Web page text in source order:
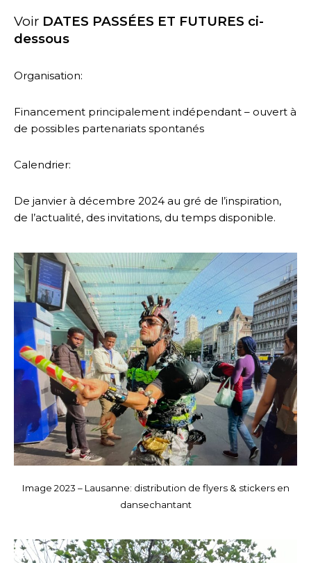
Voir DATES PASSÉES ET FUTURES ci-
dessous
Organisation:
Financement principalement indépendant – ouvert à
de possibles partenariats spontanés
Calendrier:
De janvier à décembre 2024 au gré de l’inspiration,
de l’actualité, des invitations, du temps disponible.
Image 2023 – Lausanne: distribution de flyers & stickers en
dansechantant